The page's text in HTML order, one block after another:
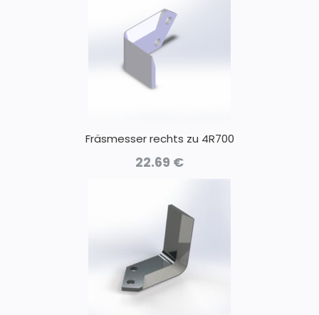
Fräsmesser rechts zu 4R700
22.69 €